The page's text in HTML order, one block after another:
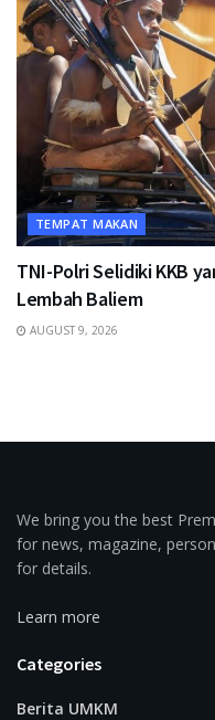
TEMPAT MAKAN
TNI-Polri Selidiki KKB
Lembah Baliem
AUGUST 9, 2026
We bring you the best
for news, magazine,
for details.
Learn more
Categories
Berita UMKM